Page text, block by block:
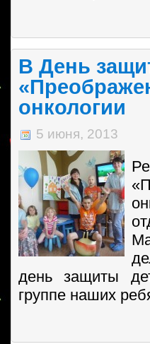
В День
онкологии
5 июня, 2013
день защиты
группе наших